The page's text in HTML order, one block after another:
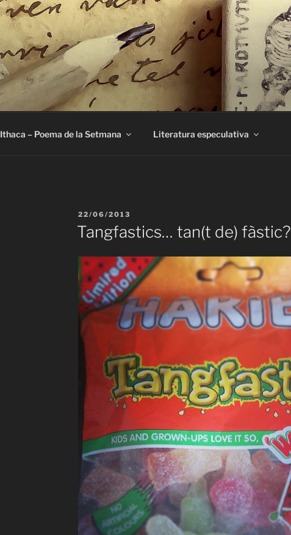
Ithaca – Poema de la Setmana Literatura especulativa
PUBLICAT
A
22/06/2013
Tangfastics… tan(t de) fàstic?